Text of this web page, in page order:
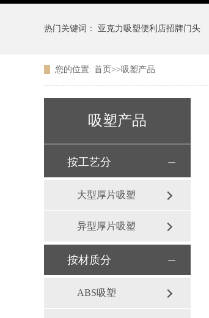
热门关键词： 亚克力吸塑便利店招牌门头
您的位置: 首页 >>吸塑产品
吸塑产品
按工艺分
大型厚片吸塑
异型厚片吸塑
按材质分
ABS吸塑